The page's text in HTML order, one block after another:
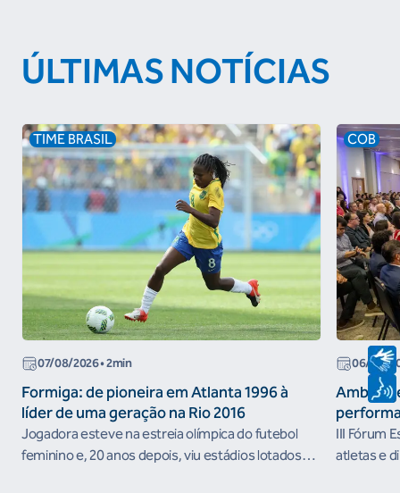
ÚLTIMAS NOTÍCIAS
TIME BRASIL
07/08/2026• 2min
Formiga: de pioneira em Atlanta 1996 à
líder de uma geração na Rio 2016
Jogadora esteve na estreia olímpica do futebol
feminino e, 20 anos depois, viu estádios lotados
COB
06/08/
III Fórum
atletas e